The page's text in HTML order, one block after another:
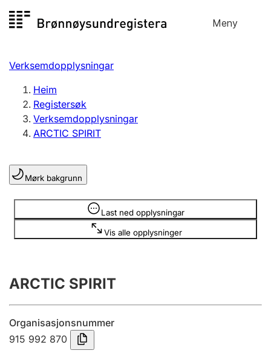
til
Meny
Registersøk
Aksjeselskap
Enkeltpersonføretak
Registrere, endre, slette
Lag og foreining
Registrere, endre, slette
Årsrekneskap
Innsending og forseinkingsgebyr
Tinglysing
Verksemdopplysningar
Heim
Registersøk
Verksemdopplysningar
ARCTIC SPIRIT
Mørk bakgrunn
Last ned opplysningar
Vis alle opplysninger
Opplysninger er skjult
ARCTIC SPIRIT
Organisasjonsnummer
915 992 870